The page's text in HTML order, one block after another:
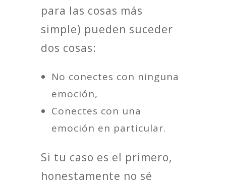
para las cosas más
simple) pueden suceder
dos cosas:
No conectes con ninguna
emoción,
Conectes con una
emoción en particular.
Si tu caso es el primero,
honestamente no sé